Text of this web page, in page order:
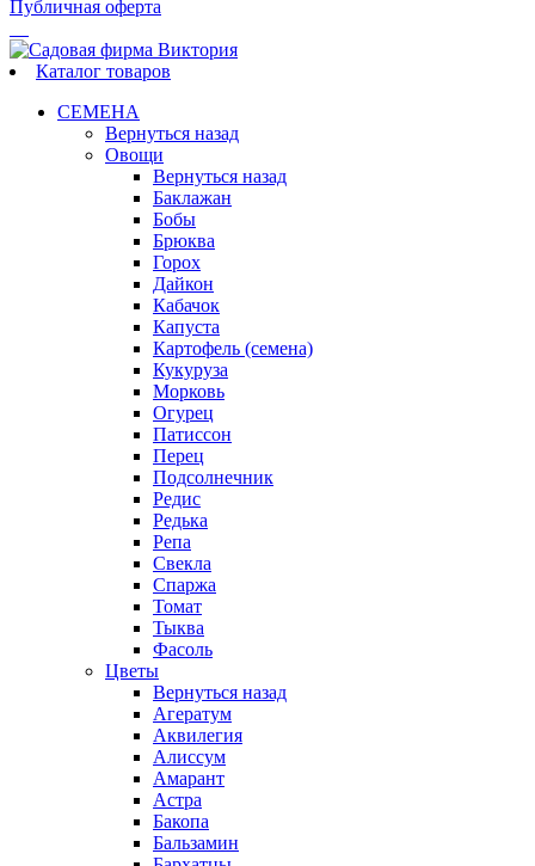
Публичная оферта
Каталог товаров
СЕМЕНА
Вернуться назад
Овощи
Вернуться назад
Баклажан
Бобы
Брюква
Горох
Дайкон
Кабачок
Капуста
Картофель (семена)
Кукуруза
Морковь
Огурец
Патиссон
Перец
Подсолнечник
Редис
Редька
Репа
Свекла
Спаржа
Томат
Тыква
Фасоль
Цветы
Вернуться назад
Агератум
Аквилегия
Алиссум
Амарант
Астра
Бакопа
Бальзамин